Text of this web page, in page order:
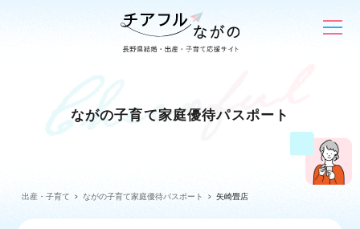
ながの子育て家庭優待パスポート
出産・子育て ながの子育て家庭優待パスポート 矢崎畳店